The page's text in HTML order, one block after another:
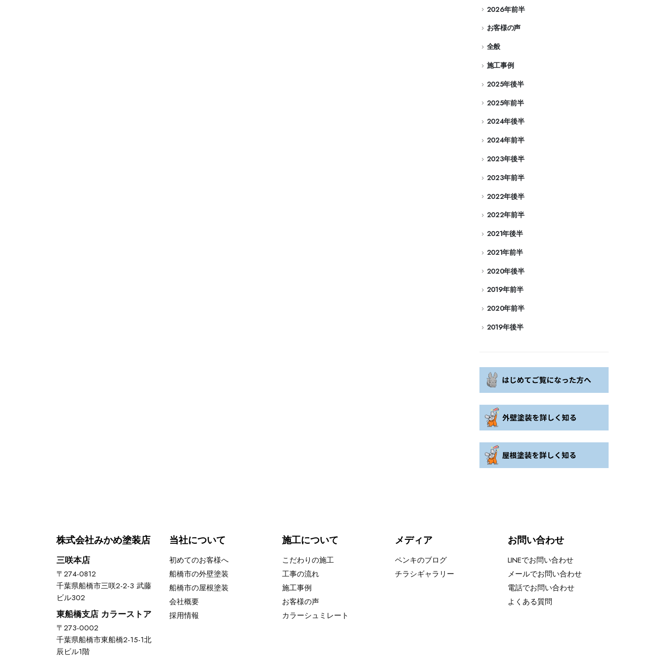
2026年前半
お客様の声
全般
施工事例
2025年後半
2025年前半
2024年後半
2024年前半
2023年後半
2023年前半
2022年後半
2022年前半
2021年後半
2021年前半
2020年後半
2019年前半
2020年前半
2019年後半
株式会社みかめ塗装店
三咲本店
〒274-0812
千葉県船橋市三咲2-2-3 武藤
ビル302
東船橋支店 カラーストア
〒273-0002
千葉県船橋市東船橋2-15-1北
辰ビル1階
当社について
初めてのお客様へ
船橋市の外壁塗装
船橋市の屋根塗装
会社概要
採用情報
施工について
こだわりの施工
工事の流れ
施工事例
お客様の声
カラーシュミレート
メディア
ペンキのブログ
チラシギャラリー
お問い合わせ
LINEでお問い合わせ
メールでお問い合わせ
電話でお問い合わせ
よくある質問